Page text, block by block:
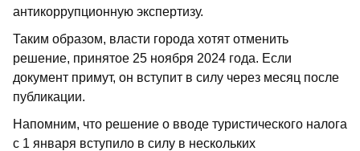
антикоррупционную экспертизу.
Таким образом, власти города хотят отменить
решение, принятое 25 ноября 2024 года. Если
документ примут, он вступит в силу через месяц после
публикации.
Напомним, что решение о вводе туристического налога
с 1 января вступило в силу в нескольких